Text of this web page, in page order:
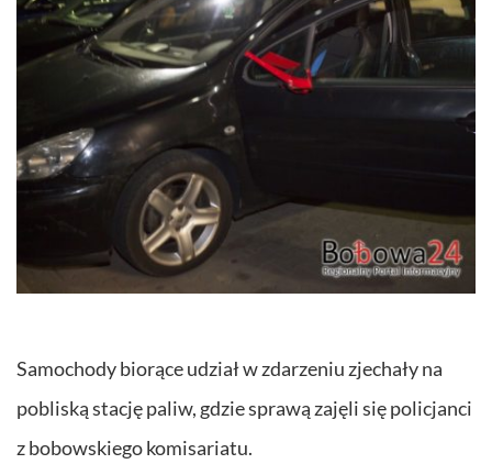
Samochody biorące udział w zdarzeniu zjechały na
pobliską stację paliw, gdzie sprawą zajęli się policjanci
z bobowskiego komisariatu.